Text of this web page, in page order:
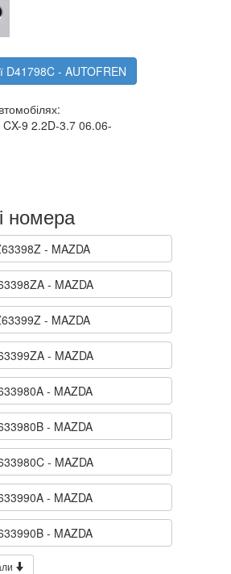
D41798C - AUTOFREN
9 2.2D-3.7 06.06-
номера
- MAZDA
- MAZDA
- MAZDA
- MAZDA
- MAZDA
- MAZDA
- MAZDA
- MAZDA
- MAZDA